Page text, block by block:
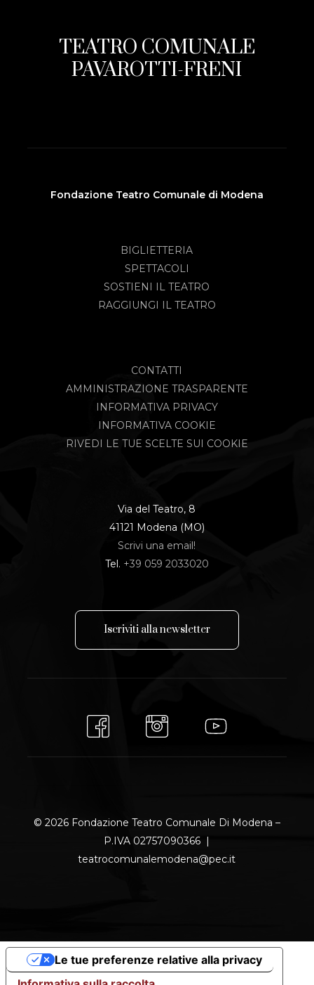
TEATRO COMUNALE
PAVAROTTI-FRENI
Fondazione Teatro Comunale di Modena
BIGLIETTERIA
SPETTACOLI
SOSTIENI IL TEATRO
RAGGIUNGI IL TEATRO
CONTATTI
AMMINISTRAZIONE TRASPARENTE
INFORMATIVA PRIVACY
INFORMATIVA COOKIE
RIVEDI LE TUE SCELTE SUI COOKIE
Via del Teatro, 8
41121 Modena (MO)
Scrivi una email!
Tel. +39 059 2033020
Iscriviti allanewsletter
© 2026 Fondazione Teatro Comunale Di Modena –
P.IVA 02757090366 |
teatrocomunalemodena@pec.it
Le tue preferenze relative alla privacy